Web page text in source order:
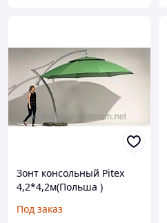
Зонт консольный Pitex
4,2*4,2м(Польша )
Под заказ